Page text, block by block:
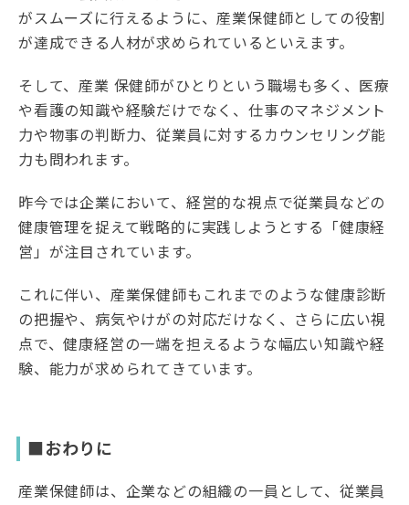
がスムーズに行えるように、産業保健師としての役割
が達成できる人材が求められているといえます。
そして、産業 保健師がひとりという職場も多く、医療
や看護の知識や経験だけでなく、仕事のマネジメント
力や物事の判断力、従業員に対するカウンセリング能
力も問われます。
昨今では企業において、経営的な視点で従業員などの
健康管理を捉えて戦略的に実践しようとする「健康経
営」が注目されています。
これに伴い、産業保健師もこれまでのような健康診断
の把握や、病気やけがの対応だけなく、さらに広い視
点で、健康経営の一端を担えるような幅広い知識や経
験、能力が求められてきています。
■おわりに
産業保健師は、企業などの組織の一員として、従業員